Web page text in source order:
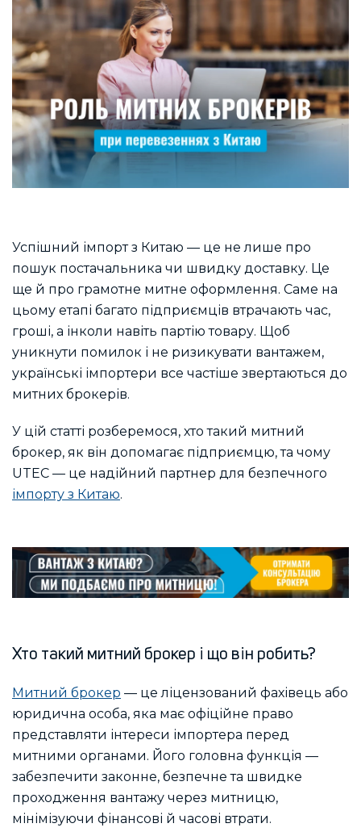
Успішний імпорт з Китаю — це не лише про
пошук постачальника чи швидку доставку. Це
ще й про грамотне митне оформлення. Саме на
цьому етапі багато підприємців втрачають час,
гроші, а інколи навіть партію товару. Щоб
уникнути помилок і не ризикувати вантажем,
українські імпортери все частіше звертаються до
митних брокерів.
У цій статті розберемося, хто такий митний
брокер, як він допомагає підприємцю, та чому
UTEC — це надійний партнер для безпечного
імпорту з Китаю.
Хто такий митний брокер і що він робить?
Митний брокер — це ліцензований фахівець або
юридична особа, яка має офіційне право
представляти інтереси імпортера перед
митними органами. Його головна функція —
забезпечити законне, безпечне та швидке
проходження вантажу через митницю,
мінімізуючи фінансові й часові втрати.